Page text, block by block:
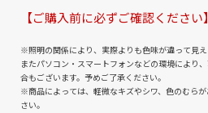
【ご購入前に必ずご確認ください】
※照明の関係により、実際よりも色味が違って見え
またパソコン・スマートフォンなどの環境により
合もございます。予めご了承ください。
※商品によっては、軽微なキズやシワ、色のむら
さい。